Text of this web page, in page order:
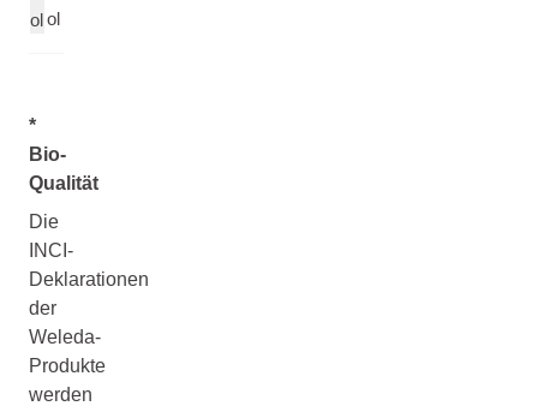
olol
*
Bio-
Qualität
Die
INCI-
Deklarationen
der
Weleda-
Produkte
werden